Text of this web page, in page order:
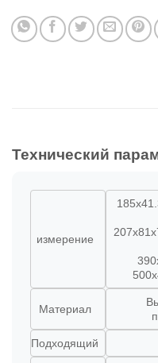
Технический
измерение
Материал
Подходящий